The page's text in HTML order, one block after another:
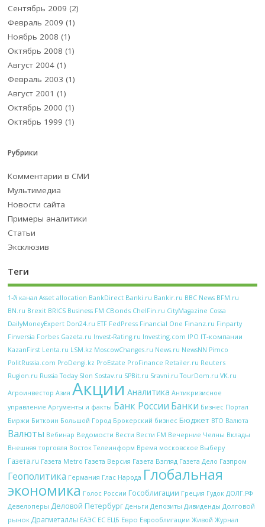
Сентябрь 2009 (2)
Февраль 2009 (1)
Ноябрь 2008 (1)
Октябрь 2008 (1)
Август 2004 (1)
Февраль 2003 (1)
Август 2001 (1)
Октябрь 2000 (1)
Октябрь 1999 (1)
Рубрики
Комментарии в СМИ
Мультимедиа
Новости сайта
Примеры аналитики
Статьи
Эксклюзив
Теги
1-й канал Asset allocation BankDirect Banki.ru Bankir.ru BBC News BFM.ru
BN.ru Brexit BRICS Business FM CBonds ChelFin.ru CityMagazine Cossa
DailyMoneyExpert Don24.ru ETF FedPress Financial One Finanz.ru Finparty
Finversia Forbes Gazeta.ru Invest-Rating.ru Investing.com IPO IT-компании
KazanFirst Lenta.ru LSM.kz MoscowChanges.ru News.ru NewsNN Pimco
PolitRussia.com ProDengi.kz ProEstate ProFinance Retailer.ru Reuters
Rugion.ru Russia Today Slon Sostav.ru SPBit.ru Sravni.ru TourDom.ru VK.ru
Агроинвестор Азия Акции Аналитика Антикризисное
управление Аргументы и факты Банк России Банки Бизнес Портал
Биржи Биткоин Большой Город Брокерский бизнес Бюджет ВТО Валюта
Валюты Вебинар Ведомости Вести Вести FM Вечерние Челны Вклады
Внешняя торговля Восток Телеинформ Время московское Выберу
Газета.ru Газета Metro Газета Версия Газета Взгляд Газета Дело Газпром
Геополитика Германия Глас Народа Глобальная
экономика Голос России Гособлигации Греция Гудок ДОЛГ.РФ
Девелоперы Деловой Петербург Деньги Депозиты Дивиденды Долговой
рынок Драгметаллы ЕАЭС ЕС ЕЦБ Евро Еврооблигации Живой Журнал